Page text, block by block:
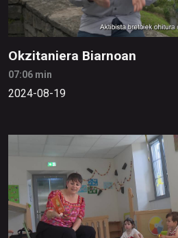
Okzitaniera Biarnoan
07:06 min
2024-08-19